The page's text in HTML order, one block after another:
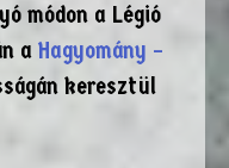
módon a Légió
a Hagyomány –
keresztül